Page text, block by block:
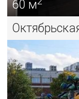
60 м